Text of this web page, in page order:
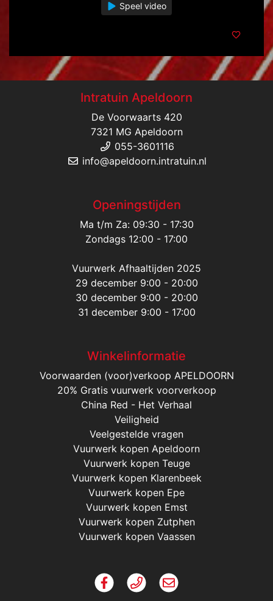
Speel video
Intratuin Apeldoorn
De Voorwaarts 420
7321 MG Apeldoorn
055-3601116
info@apeldoorn.intratuin.nl
Openingstijden
Ma t/m Za: 09:30 - 17:30
Zondags 12:00 - 17:00
Vuurwerk Afhaaltijden 2025
29 december 9:00 - 20:00
30 december 9:00 - 20:00
31 december 9:00 - 17:00
Winkelinformatie
Voorwaarden (voor)verkoop APELDOORN
20% Gratis vuurwerk voorverkoop
China Red - Het Verhaal
Veiligheid
Veelgestelde vragen
Vuurwerk kopen Apeldoorn
Vuurwerk kopen Teuge
Vuurwerk kopen Klarenbeek
Vuurwerk kopen Epe
Vuurwerk kopen Emst
Vuurwerk kopen Zutphen
Vuurwerk kopen Vaassen